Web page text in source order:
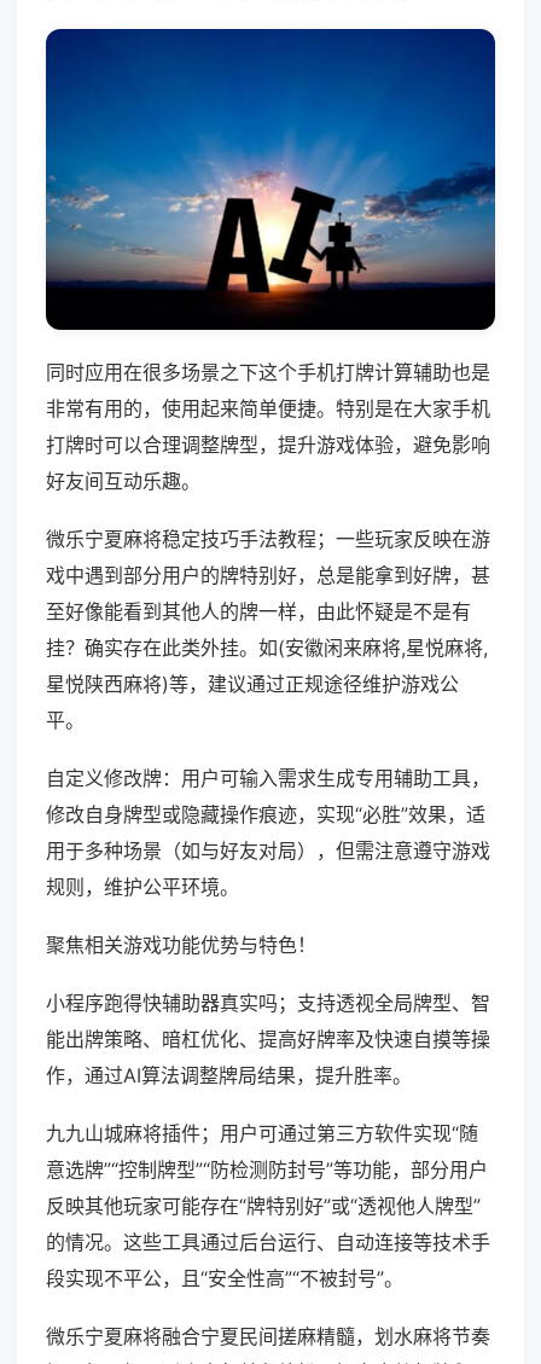
同时应用在很多场景之下这个手机打牌计算辅助也是
非常有用的，使用起来简单便捷。特别是在大家手机
打牌时可以合理调整牌型，提升游戏体验，避免影响
好友间互动乐趣。
微乐宁夏麻将稳定技巧手法教程；一些玩家反映在游
戏中遇到部分用户的牌特别好，总是能拿到好牌，甚
至好像能看到其他人的牌一样，由此怀疑是不是有
挂？确实存在此类外挂。如(安徽闲来麻将,星悦麻将,
星悦陕西麻将)等，建议通过正规途径维护游戏公
平。
自定义修改牌：用户可输入需求生成专用辅助工具，
修改自身牌型或隐藏操作痕迹，实现“必胜”效果，适
用于多种场景（如与好友对局），但需注意遵守游戏
规则，维护公平环境。
聚焦相关游戏功能优势与特色！
小程序跑得快辅助器真实吗；支持透视全局牌型、智
能出牌策略、暗杠优化、提高好牌率及快速自摸等操
作，通过AI算法调整牌局结果，提升胜率。
九九山城麻将插件；用户可通过第三方软件实现“随
意选牌”“控制牌型”“防检测防封号”等功能，部分用户
反映其他玩家可能存在“牌特别好”或“透视他人牌型”
的情况。这些工具通过后台运行、自动连接等技术手
段实现不平公，且“安全性高”“不被封号”。
微乐宁夏麻将融合宁夏民间搓麻精髓，划水麻将节奏